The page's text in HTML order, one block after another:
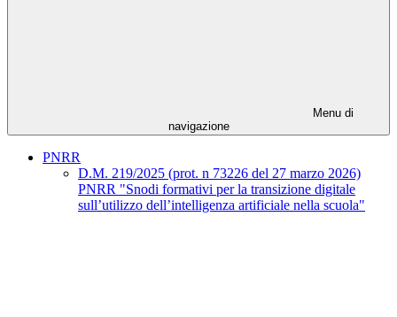
Menu di
navigazione
PNRR
D.M. 219/2025 (prot. n 73226 del 27 marzo 2026)
PNRR "Snodi formativi per la transizione digitale
sull’utilizzo dell’intelligenza artificiale nella scuola"